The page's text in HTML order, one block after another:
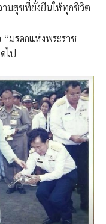
ามสุขที่ยั่งยืนให้ทุกชีวิต
“มรดกแห่งพระราช
ไป